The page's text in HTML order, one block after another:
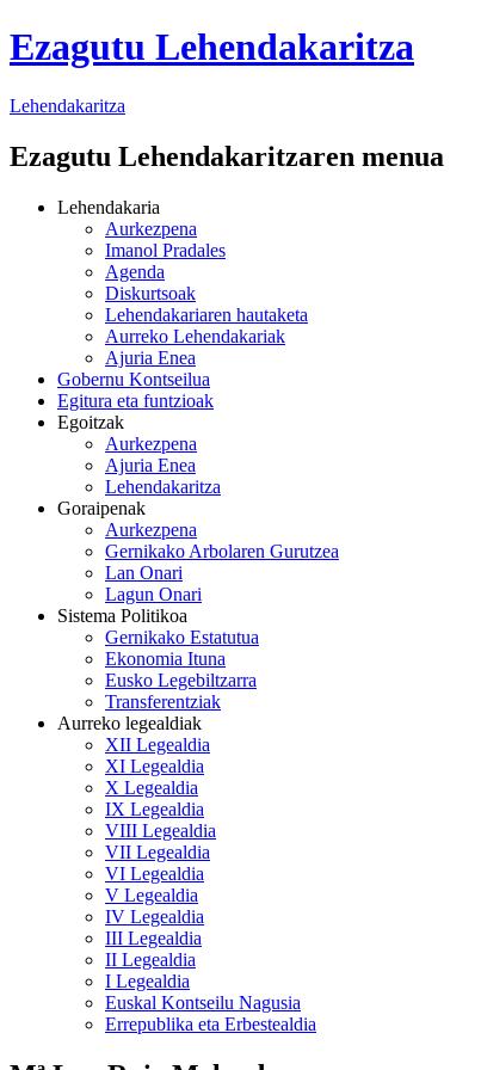
Ezagutu Lehendakaritza
Lehendakaritza
Ezagutu Lehendakaritzaren menua
Lehendakaria
Aurkezpena
Imanol Pradales
Agenda
Diskurtsoak
Lehendakariaren hautaketa
Aurreko Lehendakariak
Ajuria Enea
Gobernu Kontseilua
Egitura eta funtzioak
Egoitzak
Aurkezpena
Ajuria Enea
Lehendakaritza
Goraipenak
Aurkezpena
Gernikako Arbolaren Gurutzea
Lan Onari
Lagun Onari
Sistema Politikoa
Gernikako Estatutua
Ekonomia Ituna
Eusko Legebiltzarra
Transferentziak
Aurreko legealdiak
XII Legealdia
XI Legealdia
X Legealdia
IX Legealdia
VIII Legealdia
VII Legealdia
VI Legealdia
V Legealdia
IV Legealdia
III Legealdia
II Legealdia
I Legealdia
Euskal Kontseilu Nagusia
Errepublika eta Erbestealdia